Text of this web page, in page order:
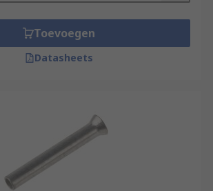
Toevoegen
Datasheets